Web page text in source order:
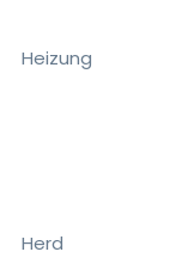
Heizung
Herd